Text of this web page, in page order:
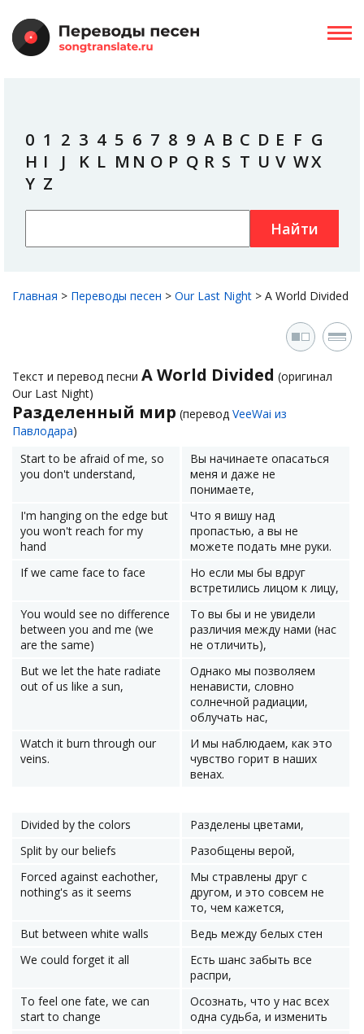
0 1 2 3 4 5 6 7 8 9 A B C D E F G
H I J K L M N O P Q R S T U V WX
Y Z
Найти
Главная > Переводы песен > Our Last Night > A World Divided
Текст и перевод песни A World Divided (оригинал
Our Last Night)
Разделенный мир (перевод VeeWai из
Павлодара)
Start to be afraid of me, so
you don't understand,
Вы начинаете опасаться
меня и даже не
понимаете,
I'm hanging on the edge but
you won't reach for my
hand
Что я вишу над
пропастью, а вы не
можете подать мне руки.
If we came face to face
Но если мы бы вдруг
встретились лицом к лицу,
You would see no difference
between you and me (we
are the same)
То вы бы и не увидели
различия между нами (нас
не отличить),
But we let the hate radiate
out of us like a sun,
Однако мы позволяем
ненависти, словно
солнечной радиации,
облучать нас,
Watch it burn through our
veins.
И мы наблюдаем, как это
чувство горит в наших
венах.
Divided by the colors
Разделены цветами,
Split by our beliefs
Разобщены верой,
Forced against eachother,
nothing's as it seems
Мы стравлены друг с
другом, и это совсем не
то, чем кажется,
But between white walls
Ведь между белых стен
We could forget it all
Есть шанс забыть все
распри,
To feel one fate, we can
start to change
Осознать, что у нас всех
одна судьба, и изменить